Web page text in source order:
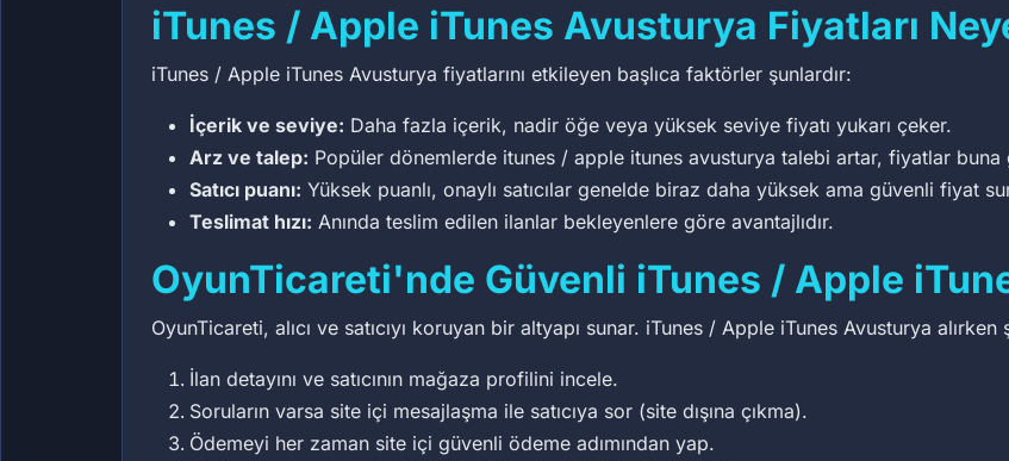
iTunes / Apple iTunes Avusturya Fiyatları
iTunes / Apple iTunes Avusturya fiyatlarını etkileyen başlıca faktörler şunlardır:
İçerik ve seviye: Daha fazla içerik, nadir öğe veya yüksek seviye fiyatı yukarı çeker.
Arz ve talep: Popüler dönemlerde itunes / apple itunes avusturya talebi artar, fiyatlar buna
Satıcı puanı: Yüksek puanlı, onaylı satıcılar genelde biraz daha yüksek ama güvenli fiyat
Teslimat hızı: Anında teslim edilen ilanlar bekleyenlere göre avantajlıdır.
OyunTicareti'nde Güvenli iTunes / Apple
OyunTicareti, alıcı ve satıcıyı koruyan bir altyapı sunar. iTunes / Apple iTunes Avusturya
İlan detayını ve satıcının mağaza profilini incele.
Soruların varsa site içi mesajlaşma ile satıcıya sor (site dışına çıkma).
Ödemeyi her zaman site içi güvenli ödeme adımından yap.